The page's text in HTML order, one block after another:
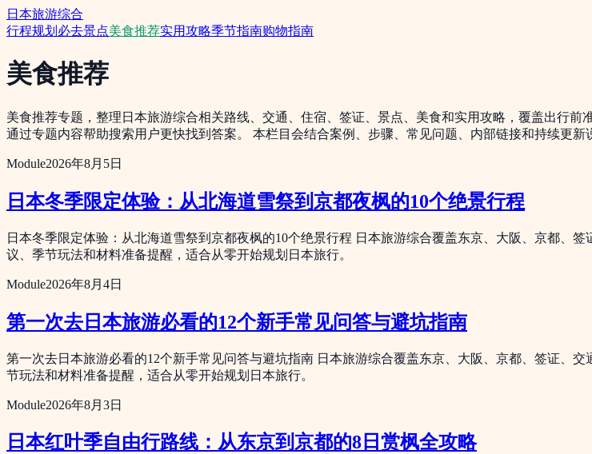
日本旅游综合
行程规划 必去景点美食推荐实用攻略季节指南购物指南
美食推荐
美食推荐专题，整理日本旅游综合相关路线、交通、住宿、签证、景点、美食和实用攻略，覆盖出行
通过专题内容帮助搜索用户更快找到答案。 本栏目会结合案例、步骤、常见问题、内部链接和持续更
Module2026年8月5日
日本冬季限定体验：从北海道雪祭到京都夜枫的10个绝景行程
日本冬季限定体验：从北海道雪祭到京都夜枫的10个绝景行程 日本旅游综合覆盖东京、大阪、京都、
议、季节玩法和材料准备提醒，适合从零开始规划日本旅行。
Module2026年8月4日
第一次去日本旅游必看的12个新手常见问答与避坑指南
第一次去日本旅游必看的12个新手常见问答与避坑指南 日本旅游综合覆盖东京、大阪、京都、签证、
节玩法和材料准备提醒，适合从零开始规划日本旅行。
Module2026年8月3日
日本红叶季自由行路线：从东京到京都的8日赏枫全攻略